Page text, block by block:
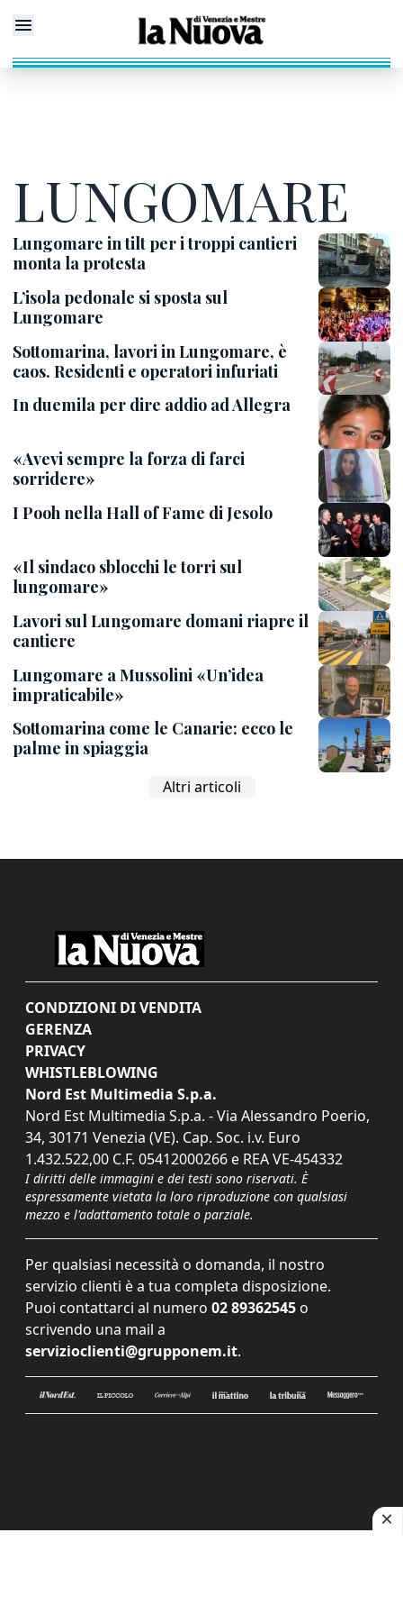
LUNGOMARE
Lungomare in tilt per i troppi cantieri
monta la protesta
L’isola pedonale si sposta sul
Lungomare
Sottomarina, lavori in Lungomare, è
caos. Residenti e operatori infuriati
In duemila per dire addio ad Allegra
«Avevi sempre la forza di farci
sorridere»
I Pooh nella Hall of Fame di Jesolo
«Il sindaco sblocchi le torri sul
lungomare»
Lavori sul Lungomare domani riapre il
cantiere
Lungomare a Mussolini «Un’idea
impraticabile»
Sottomarina come le Canarie: ecco le
palme in spiaggia
Altri articoli
CONDIZIONI DI VENDITA
GERENZA
PRIVACY
WHISTLEBLOWING
Nord Est Multimedia S.p.a.
Nord Est Multimedia S.p.a. - Via Alessandro Poerio,
34, 30171 Venezia (VE). Cap. Soc. i.v. Euro
1.432.522,00 C.F. 05412000266 e REA VE-454332
I diritti delle immagini e dei testi sono riservati. È
espressamente vietata la loro riproduzione con qualsiasi
mezzo e l'adattamento totale o parziale.
Per qualsiasi necessità o domanda, il nostro
servizio clienti è a tua completa disposizione.
Puoi contattarci al numero 02 89362545 o
scrivendo una mail a
servizioclienti@grupponem.it.